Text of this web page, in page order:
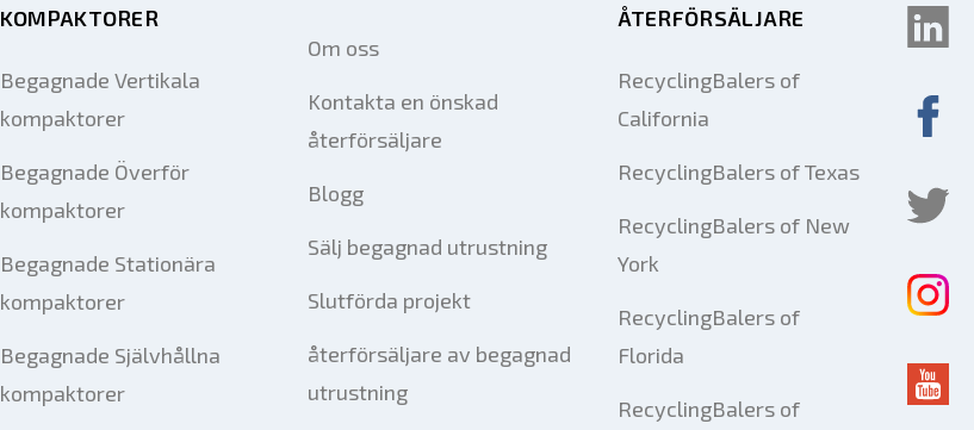
KOMPAKTORER
Begagnade Vertikala
kompaktorer
Begagnade Överför
kompaktorer
Begagnade Stationära
kompaktorer
Begagnade Självhållna
kompaktorer
Om oss
Kontakta en önskad
återförsäljare
Blogg
Sälj begagnad utrustning
Slutförda projekt
återförsäljare av begagnad
utrustning
ÅTERFÖRSÄLJARE
RecyclingBalers of
California
RecyclingBalers of Texas
RecyclingBalers of New
York
RecyclingBalers of
Florida
RecyclingBalers of